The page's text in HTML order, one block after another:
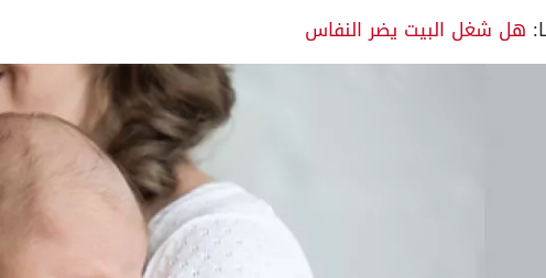
هل شغل البيت يضر النفاس